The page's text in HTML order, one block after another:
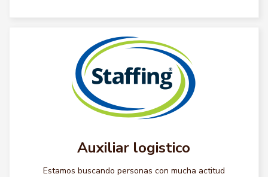
Auxiliar logistico
Estamos buscando personas con mucha actitud